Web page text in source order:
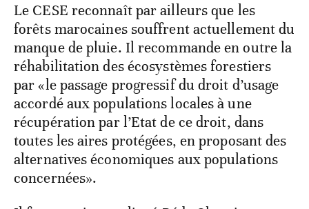
Le CESE reconnaît par ailleurs que les
forêts marocaines souffrent actuellement du
manque de pluie. Il recommande en outre la
réhabilitation des écosystèmes forestiers
par «le passage progressif du droit d’usage
accordé aux populations locales à une
récupération par l’Etat de ce droit, dans
toutes les aires protégées, en proposant des
alternatives économiques aux populations
concernées».